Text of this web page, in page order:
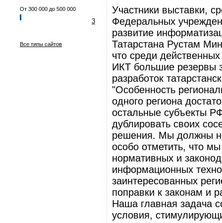
От 300 000 до 500 000
3
Все типы сайтов
Участники выставки,
Федеральных
развитие
Татарстана Рустам
что среди
ИКТ большие резервы
разработок
"Особенность
одного региона
остальные субъекты
дублировать своих
решения. Мы должны
особо отметить, что
нормативных и
информационных
заинтересованных
поправки к законам и
Наша главная задача
условия,